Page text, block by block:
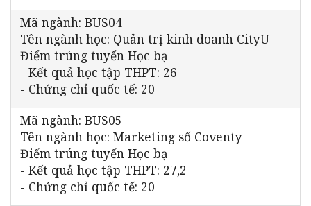
Mã ngành: BUS04
Tên ngành học: Quản trị kinh doanh CityU
Điểm trúng tuyển Học bạ
- Kết quả học tập THPT: 26
- Chứng chỉ quốc tế: 20
Mã ngành: BUS05
Tên ngành học: Marketing số Coventy
Điểm trúng tuyển Học bạ
- Kết quả học tập THPT: 27,2
- Chứng chỉ quốc tế: 20